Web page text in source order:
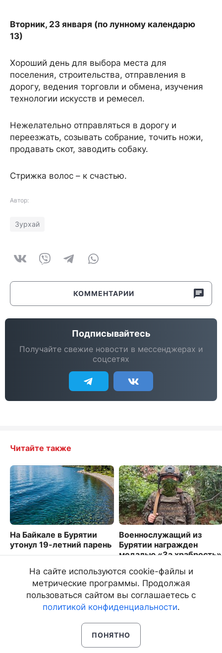
Вторник, 23 января (по лунному календарю
13)
Хороший день для выбора места для
поселения, строительства, отправления в
дорогу, ведения торговли и обмена, изучения
технологии искусств и ремесел.
Нежелательно отправляться в дорогу и
переезжать, созывать собрание, точить ножи,
продавать скот, заводить собаку.
Стрижка волос – к счастью.
Автор:
Зурхай
КОММЕНТАРИИ
Подписывайтесь
Получайте свежие новости в мессенджерах и
соцсетях
Читайте также
На Байкале в Бурятии
утонул 19-летний парень
Военнослужащий из
Бурятии награжден
медалью «За храбрость»
6590
На сайте используются cookie-файлы и
метрические программы. Продолжая
пользоваться сайтом вы соглашаетесь с
политикой конфиденциальности.
ПОНЯТНО